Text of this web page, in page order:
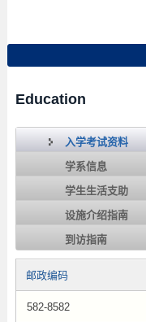
Education
入学考试资料
学系信息
学生生活支助
设施介绍指南
到访指南
邮政编码
582-8582